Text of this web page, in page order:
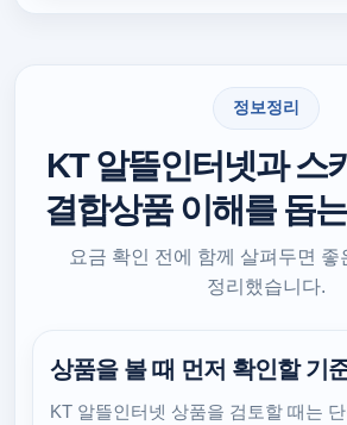
정보정리
KT 알뜰인터넷과 스
결합상품 이해를 돕
요금 확인 전에 함께 살펴두면 좋
정리했습니다.
상품을 볼 때 먼저 확인할 기
KT 알뜰인터넷 상품을 검토할 때는